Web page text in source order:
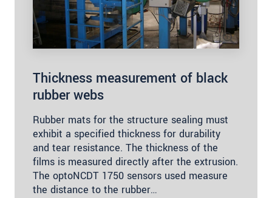
Thickness measurement of black
rubber webs
Rubber mats for the structure sealing must
exhibit a specified thickness for durability
and tear resistance. The thickness of the
films is measured directly after the extrusion.
The optoNCDT 1750 sensors used measure
the distance to the rubber…